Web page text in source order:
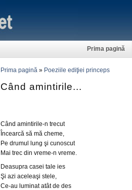
Prima pagină
Prima pagină » Poeziile ediţiei princeps
Când amintirile...
Când amintirile-n trecut
Încearcă să mă cheme,
Pe drumul lung şi cunoscut
Mai trec din vreme-n vreme.
Deasupra casei tale ies
Şi azi aceleaşi stele,
Ce-au luminat atât de des